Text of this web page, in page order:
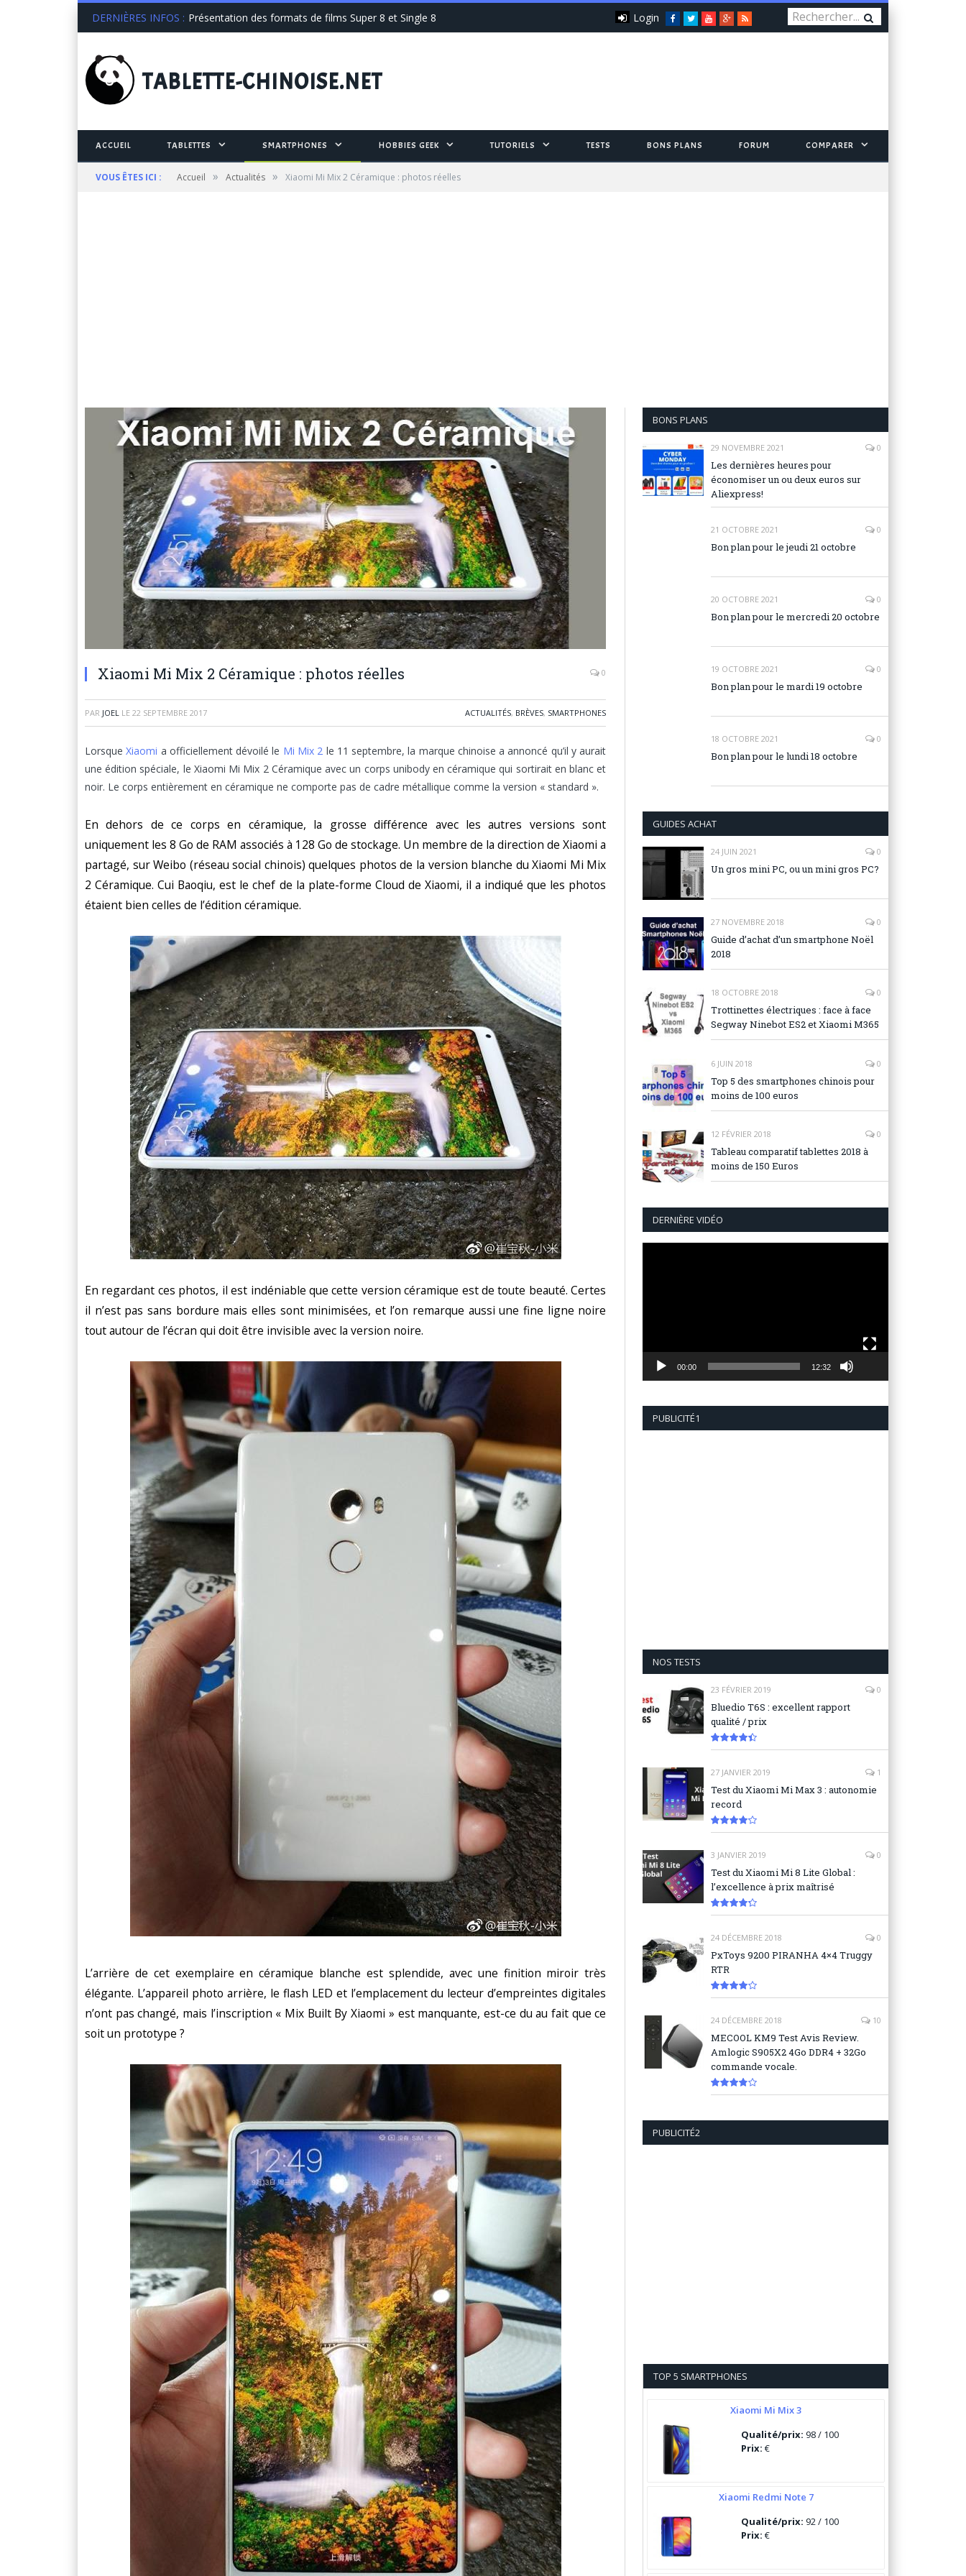
DERNIÈRES INFOS : Présentation des formats de films Super 8 et Single 8 Facebook
TwitterYou
Tube
Google+
RSS
Login
TABLETTE-CHINOISE.NET
ACCUEIL TABLETTES SMARTPHONES HOBBIES GEEK TUTORIELS TESTS BONS PLANS FORUM COMPARER
VOUS ÊTES ICI : Accueil » Actualités » Xiaomi Mi Mix 2 Céramique : photos réelles
Xiaomi Mi Mix 2 Céramique : photos réelles 0
PAR JOEL LE 22 SEPTEMBRE 2017 ACTUALITÉS, BRÈVES, SMARTPHONES
LorsqueXiaomi a officiellement dévoilé le Mi Mix 2 le 11 septembre, la marque chinoise a annoncé qu’il y aurait
une édition spéciale, le Xiaomi Mi Mix 2 Céramique avec un corps unibody en céramique qui sortirait en blanc et
noir. Le corps entièrement en céramique ne comporte pas de cadre métallique comme la version « standard ».
En dehors de ce corps en céramique, la grosse différence avec les autres versions sont
uniquement les 8 Go de RAM associés à 128 Go de stockage. Un membre de la direction de Xiaomi a
partagé, sur Weibo (réseau social chinois) quelques photos de la version blanche du Xiaomi Mi Mix
2 Céramique. Cui Baoqiu, est le chef de la plate-forme Cloud de Xiaomi, il a indiqué que les photos
étaient bien celles de l’édition céramique.
En regardant ces photos, il est indéniable que cette version céramique est de toute beauté. Certes
il n’est pas sans bordure mais elles sont minimisées, et l’on remarque aussi une fine ligne noire
tout autour de l’écran qui doit être invisible avec la version noire.
L’arrière de cet exemplaire en céramique blanche est splendide, avec une finition miroir très
élégante. L’appareil photo arrière, le flash LED et l’emplacement du lecteur d’empreintes digitales
n’ont pas changé, mais l’inscription « Mix Built By Xiaomi » est manquante, est-ce du au fait que ce
soit un prototype ?
BONS PLANS
29 NOVEMBRE 2021 0
Les dernières heures pour
économiser un ou deux euros sur
Aliexpress!
21 OCTOBRE 2021 0
Bon plan pour le jeudi 21 octobre
20 OCTOBRE 2021 0
Bon plan pour le mercredi 20 octobre
19 OCTOBRE 2021 0
Bon plan pour le mardi 19 octobre
18 OCTOBRE 2021 0
Bon plan pour le lundi 18 octobre
GUIDES ACHAT
24 JUIN 2021 0
Un gros mini PC, ou un mini gros PC?
27 NOVEMBRE 2018 0
Guide d’achat d’un smartphone Noël
2018
18 OCTOBRE 2018 0
Trottinettes électriques : face à face
Segway Ninebot ES2 et Xiaomi M365
6 JUIN 2018 0
Top 5 des smartphones chinois pour
moins de 100 euros
12 FÉVRIER 2018 0
Tableau comparatif tablettes 2018 à
moins de 150 Euros
DERNIÈRE VIDÉO
00:00 12:32
PUBLICITÉ1
NOS TESTS
23 FÉVRIER 2019 0
Bluedio T6S : excellent rapport
qualité / prix
27 JANVIER 2019 1
Test du Xiaomi Mi Max 3 : autonomie
record
3 JANVIER 2019 0
Test du Xiaomi Mi 8 Lite Global :
l’excellence à prix maîtrisé
24 DÉCEMBRE 2018 0
PxToys 9200 PIRANHA 4×4 Truggy
RTR
24 DÉCEMBRE 2018 10
MECOOL KM9 Test Avis Review.
Amlogic S905X2 4Go DDR4 + 32Go
commande vocale.
PUBLICITÉ2
TOP 5 SMARTPHONES
Xiaomi Mi Mix 3
Qualité/prix:98 / 100
Prix:€
Xiaomi Redmi Note 7
Qualité/prix:92 / 100
Prix:€